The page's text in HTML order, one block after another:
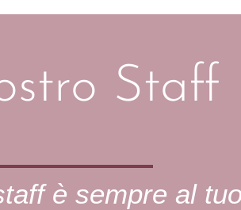
Staff
è sempre al